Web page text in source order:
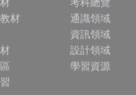
材
通識領域
資訊領域
設計領域
學習資源